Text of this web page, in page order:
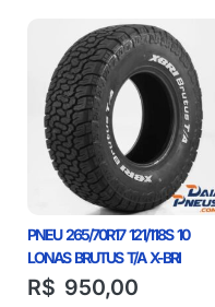
PNEU 265/70R17 121/118S 10
LONAS BRUTUS T/A X-BRI
R$ 950,00